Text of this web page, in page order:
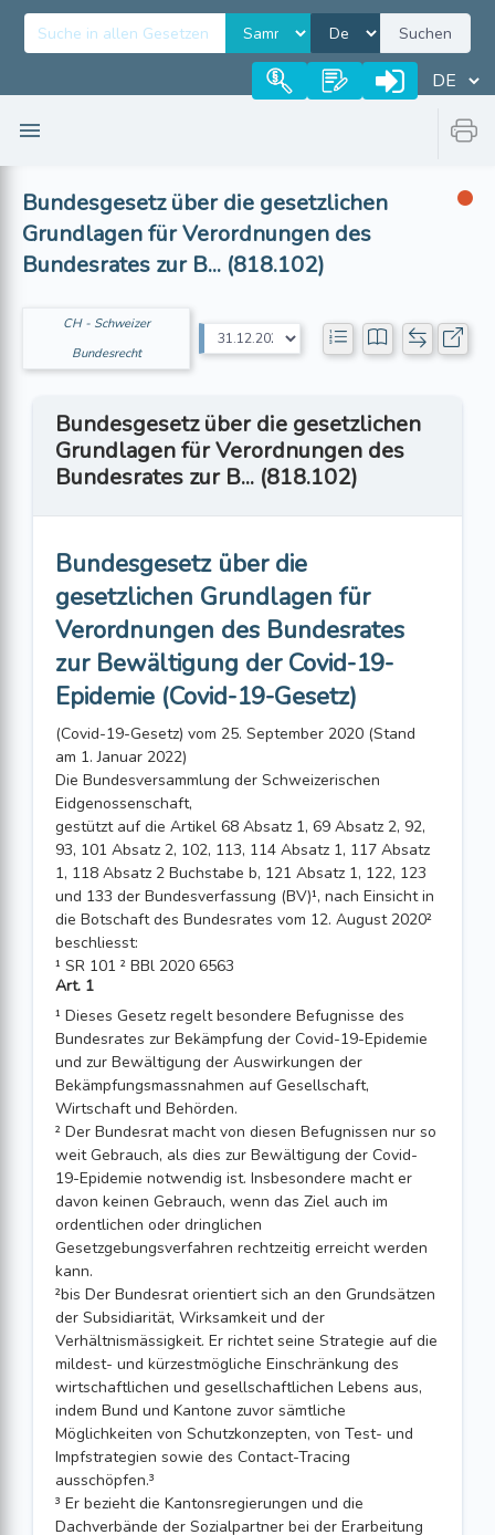
Suchen
Bundesgesetz über die gesetzlichen
Grundlagen für Verordnungen des
Bundesrates zur B... (818.102)
CH - Schweizer
Bundesrecht
Bundesgesetz über die gesetzlichen
Grundlagen für Verordnungen des
Bundesrates zur B... (818.102)
Bundesgesetz über die
gesetzlichen Grundlagen für
Verordnungen des Bundesrates
zur Bewältigung der Covid-19-
Epidemie (Covid-19-Gesetz)
(Covid-19-Gesetz) vom 25. September 2020 (Stand
am 1. Januar 2022)
Die Bundesversammlung der Schweizerischen
Eidgenossenschaft,
gestützt auf die Artikel 68 Absatz 1, 69 Absatz 2, 92,
93, 101 Absatz 2, 102, 113, 114 Absatz 1, 117 Absatz
1, 118 Absatz 2 Buchstabe b, 121 Absatz 1, 122, 123
und 133 der Bundesverfassung (BV)¹, nach Einsicht in
die Botschaft des Bundesrates vom 12. August 2020²
beschliesst:
¹ SR 101 ² BBl 2020 6563
Art. 1
¹ Dieses Gesetz regelt besondere Befugnisse des
Bundesrates zur Bekämpfung der Covid-19-Epidemie
und zur Bewältigung der Auswirkungen der
Bekämpfungsmassnahmen auf Gesellschaft,
Wirtschaft und Behörden.
² Der Bundesrat macht von diesen Befugnissen nur so
weit Gebrauch, als dies zur Bewältigung der Covid-
19-Epidemie notwendig ist. Insbesondere macht er
davon keinen Gebrauch, wenn das Ziel auch im
ordentlichen oder dringlichen
Gesetzgebungsverfahren rechtzeitig erreicht werden
kann.
²bis Der Bundesrat orientiert sich an den Grundsätzen
der Subsidiarität, Wirksamkeit und der
Verhältnismässigkeit. Er richtet seine Strategie auf die
mildest- und kürzestmögliche Einschränkung des
wirtschaftlichen und gesellschaftlichen Lebens aus,
indem Bund und Kantone zuvor sämtliche
Möglichkeiten von Schutzkonzepten, von Test- und
Impfstrategien sowie des Contact-Tracing
ausschöpfen.³
³ Er bezieht die Kantonsregierungen und die
Dachverbände der Sozialpartner bei der Erarbeitung